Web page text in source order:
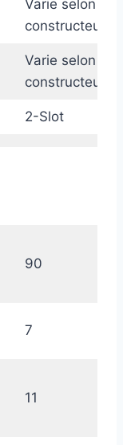
Varie selon le
constructeur
Varie selon le
constructeur
2-Slot
90
7
11